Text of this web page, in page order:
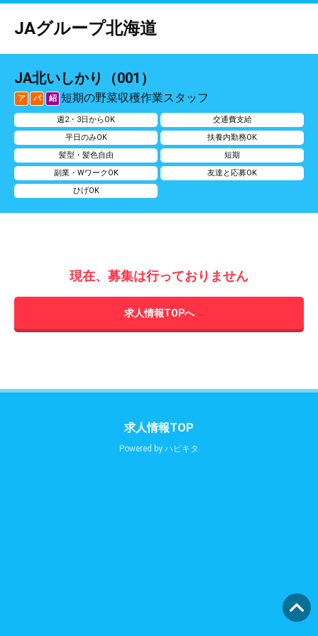
JAグループ北海道
JA北いしかり（001）
ア パ 紹 短期の野菜収穫作業スタッフ
週2・3日からOK
交通費支給
平日のみOK
扶養内勤務OK
髪型・髪色自由
短期
副業・WワークOK
友達と応募OK
ひげOK
現在、募集は行っておりません
求人情報TOPへ
求人情報TOP
Powered by ハピキタ